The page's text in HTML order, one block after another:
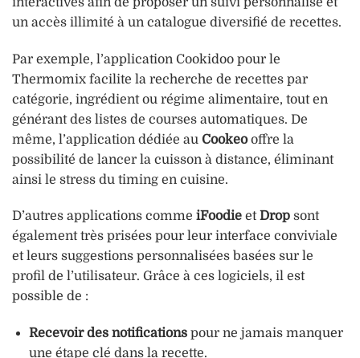
un accès illimité à un catalogue diversifié de recettes.
Par exemple, l’application Cookidoo pour le
Thermomix facilite la recherche de recettes par
catégorie, ingrédient ou régime alimentaire, tout en
générant des listes de courses automatiques. De
même, l’application dédiée au Cookeooffre la
possibilité de lancer la cuisson à distance, éliminant
ainsi le stress du timing en cuisine.
D’autres applications comme iFoodie etDrop sont
également très prisées pour leur interface conviviale
et leurs suggestions personnalisées basées sur le
profil de l’utilisateur. Grâce à ces logiciels, il est
possible de :
Recevoir des notificationspour ne jamais manquer
une étape clé dans la recette.